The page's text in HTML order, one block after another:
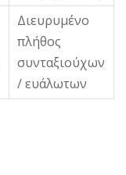
Διευρυμένο
πλήθος
συνταξιούχων
/ ευάλωτων